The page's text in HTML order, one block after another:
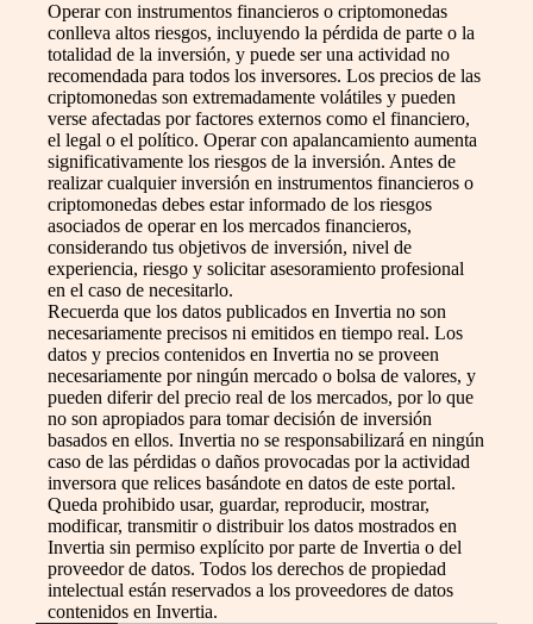
Operar con instrumentos financieros o criptomonedas
conlleva altos riesgos, incluyendo la pérdida de parte o la
totalidad de la inversión, y puede ser una actividad no
recomendada para todos los inversores. Los precios de las
criptomonedas son extremadamente volátiles y pueden
verse afectadas por factores externos como el financiero,
el legal o el político. Operar con apalancamiento aumenta
significativamente los riesgos de la inversión. Antes de
realizar cualquier inversión en instrumentos financieros o
criptomonedas debes estar informado de los riesgos
asociados de operar en los mercados financieros,
considerando tus objetivos de inversión, nivel de
experiencia, riesgo y solicitar asesoramiento profesional
en el caso de necesitarlo.
Recuerda que los datos publicados en Invertia no son
necesariamente precisos ni emitidos en tiempo real. Los
datos y precios contenidos en Invertia no se proveen
necesariamente por ningún mercado o bolsa de valores, y
pueden diferir del precio real de los mercados, por lo que
no son apropiados para tomar decisión de inversión
basados en ellos. Invertia no se responsabilizará en ningún
caso de las pérdidas o daños provocadas por la actividad
inversora que relices basándote en datos de este portal.
Queda prohibido usar, guardar, reproducir, mostrar,
modificar, transmitir o distribuir los datos mostrados en
Invertia sin permiso explícito por parte de Invertia o del
proveedor de datos. Todos los derechos de propiedad
intelectual están reservados a los proveedores de datos
contenidos en Invertia.